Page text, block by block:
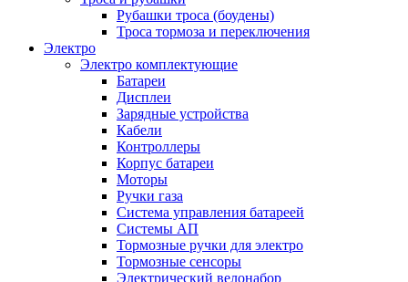
Рубашки троса (боудены)
Троса тормоза и переключения
Электро
Электро комплектующие
Батареи
Дисплеи
Зарядные устройства
Кабели
Контроллеры
Корпус батареи
Моторы
Ручки газа
Система управления батареей
Системы АП
Тормозные ручки для электро
Тормозные сенсоры
Электрический велонабор